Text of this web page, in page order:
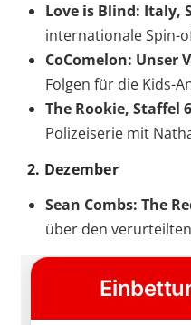
Love is Blind: Italy,
internationale Spin-
CoComelon: Unser
Folgen für die Kids-
The Rookie, Staffel
Polizeiserie mit
2. Dezember
Sean Combs: The
über den